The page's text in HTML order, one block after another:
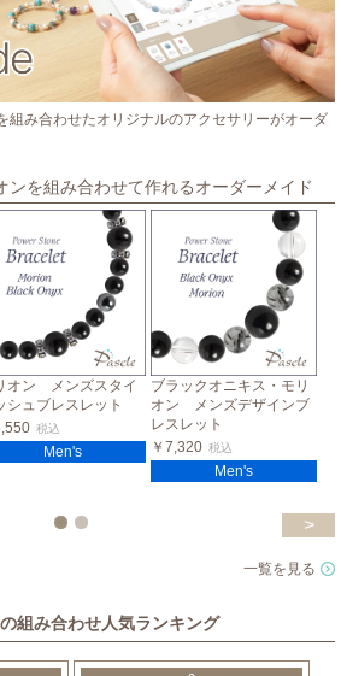
組み合わせたオリジナルのアクセサリーがオーダ
ンを組み合わせて作れるオーダーメイド
オン メンズスタイ
シュブレスレット
税込
Men's
ブラックオニキス・モリ
オン メンズデザインブ
レスレット
￥7,320 税込
Men's
>
一覧を見る
組み合わせ人気ランキング